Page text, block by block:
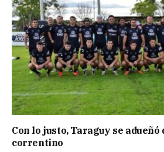
Con lo justo, Taraguy se adueñó
correntino